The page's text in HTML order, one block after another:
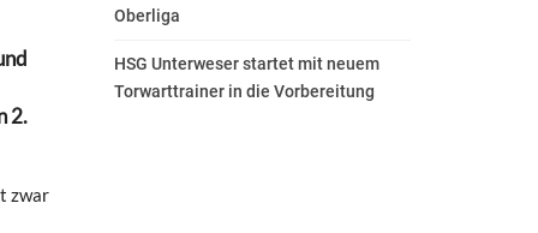
2.
zwar
Oberliga
HSG Unterweser startet mit neuem
Torwarttrainer in die Vorbereitung